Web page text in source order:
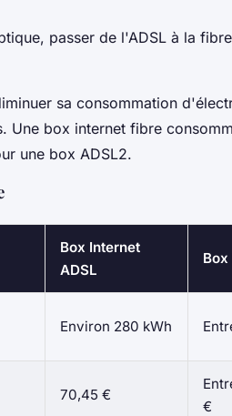
passer de l'ADSL à la
sa consommation
Une box internet fibre
une box ADSL2.
Box Internet
ADSL
Environ 280 kWh
70,45 €
€